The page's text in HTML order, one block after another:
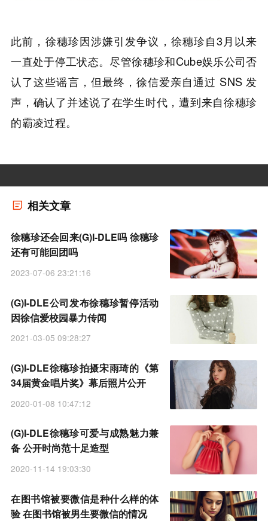
此前，徐穗珍因涉嫌引发争议，徐穗珍自3月以来
一直处于停工状态。尽管徐穗珍和Cube娱乐公司否
认了这些谣言，但最终，徐信爱亲自通过 SNS 发
声，确认了并述说了在学生时代，遭到来自徐穗珍
的霸凌过程。
相关文章
徐穗珍还会回来(G)I-DLE吗 徐穗珍
还有可能回团吗
2023-07-06 23:21:16
(G)I-DLE公司发布徐穗珍暂停活动
因徐信爱校园暴力传闻
2021-03-05 09:28:27
(G)I-DLE徐穗珍拍摄宋雨琦的《第
34届黄金唱片奖》幕后照片公开
2020-01-08 10:47:12
(G)I-DLE徐穗珍可爱与成熟魅力兼
备 公开时尚范十足造型
2020-11-14 19:03:30
在图书馆被要微信是种什么样的体
验 在图书馆被男生要微信的情况